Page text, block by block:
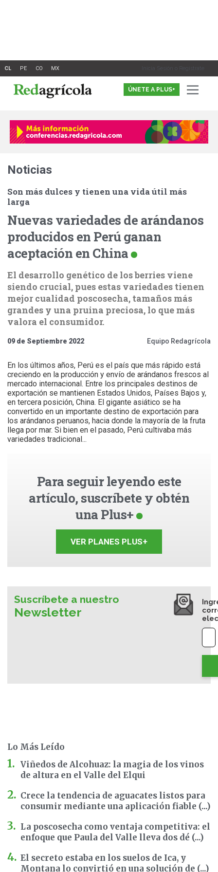
Inicia Sesión o Registrate
ÚNETE A PLUS+
Noticias
Son más dulces y tienen una vida útil más
larga
Nuevas variedades de arándanos
producidos en Perú ganan
aceptación en China
El desarrollo genético de los berries viene
siendo crucial, pues estas variedades tienen
mejor cualidad poscosecha, tamaños más
grandes y una pruina preciosa, lo que más
valora el consumidor.
09 de Septiembre 2022 Equipo Redagrícola
En los últimos años, Perú es el país que más rápido está
creciendo en la producción y envío de arándanos frescos al
mercado internacional. Entre los principales destinos de
exportación se mantienen Estados Unidos, Países Bajos y,
en tercera posición, China. El gigante asiático se ha
convertido en un importante destino de exportación para
los arándanos peruanos, hacia donde la mayoría de la fruta
llega por mar. Si bien en el pasado, Perú cultivaba más
variedades tradicional...
Para seguir leyendo este
artículo, suscríbete y obtén
una Plus+
VER PLANES PLUS+
Suscríbete a nuestro
Newsletter
Lo Más Leído
Viñedos de Alcohuaz: la magia de los vinos
de altura en el Valle del Elqui
Crece la tendencia de aguacates listos para
consumir mediante una aplicación fiable (...)
La poscosecha como ventaja competitiva: el
enfoque que Paula del Valle lleva dos dé (...)
El secreto estaba en los suelos de Ica, y
Montana lo convirtió en una solución de (...)